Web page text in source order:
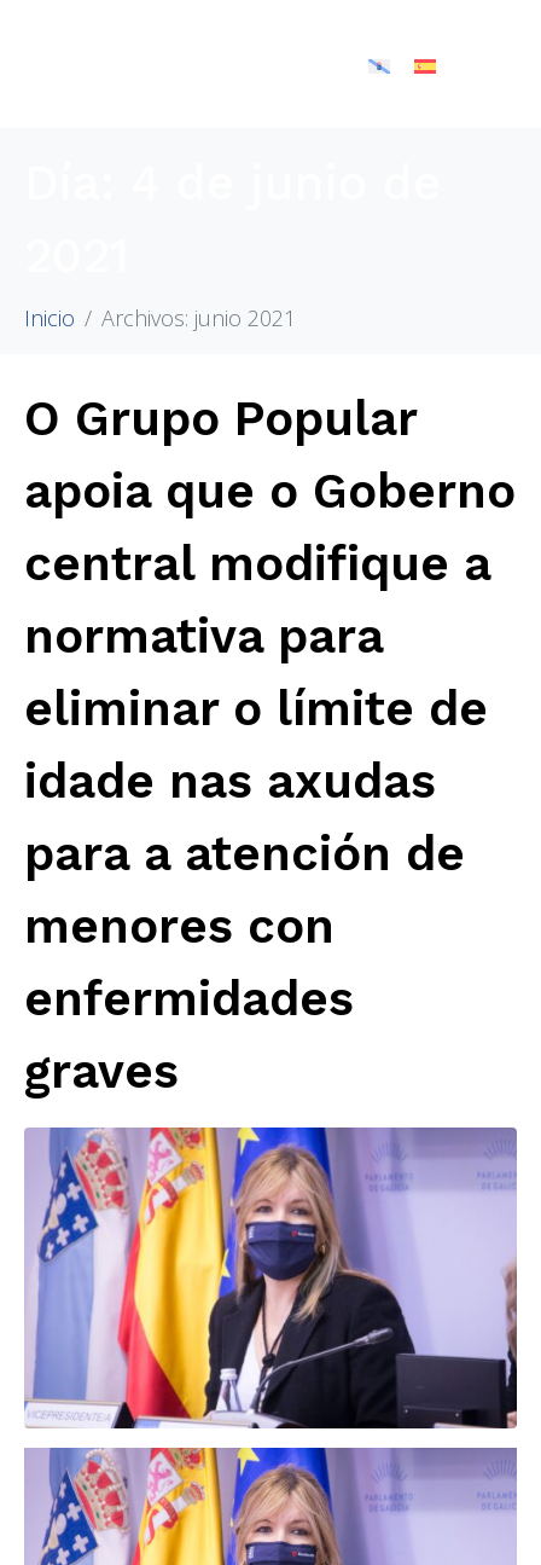
Inicio Archivos: junio 2021
O Grupo Popular
apoia que o Goberno
central modifique a
normativa para
eliminar o límite de
idade nas axudas
para a atención de
menores con
enfermidades
graves